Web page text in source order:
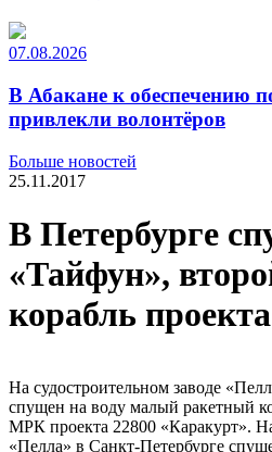
07.08.2026
В Абакане к обеспечению
привлекли волонтёров
Больше новостей
25.11.2017
В Петербурге
«Тайфун»,
корабль
На судостроительном заводе
спущен на воду малый ракетный
МРК проекта 22800 «Каракурт».
«Пелла» в Санкт-Петербурге